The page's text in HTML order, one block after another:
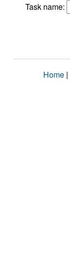
Task name:
Home |